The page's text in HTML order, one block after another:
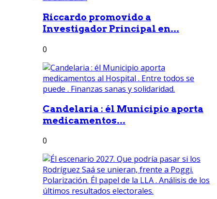
Riccardo promovido a
Investigador Principal en...
0
Candelaria : él Municipio aporta
medicamentos...
0